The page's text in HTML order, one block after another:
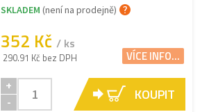
SKLADEM (není na prodejně)
352 Kč / ks
290.91 Kč bez DPH VÍCE INFO...
+
-
KOUPIT